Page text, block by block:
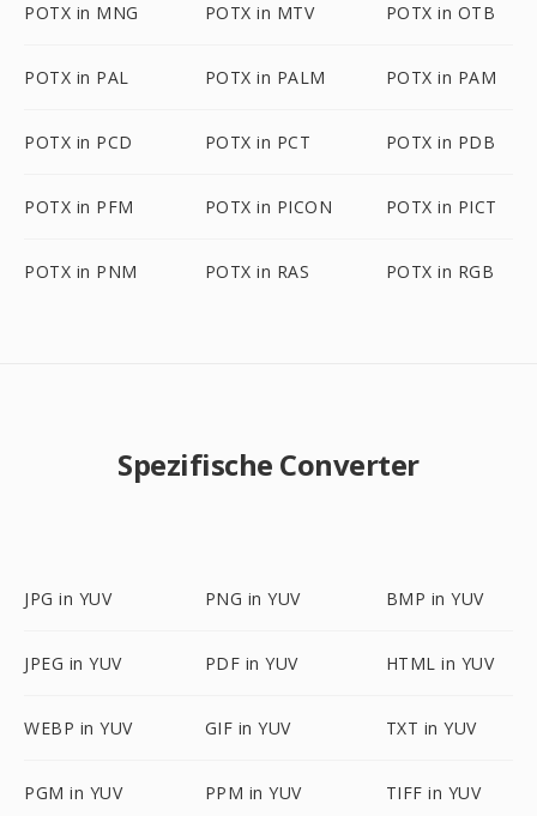
POTX in MNG POTX in MTV POTX in OTB
POTX in PAL POTX in PALM POTX in PAM
POTX in PCD POTX in PCT POTX in PDB
POTX in PFM POTX in PICON POTX in PICT
POTX in PNM POTX in RAS POTX in RGB
Spezifische Converter
JPG in YUV PNG in YUV BMP in YUV
JPEG in YUV PDF in YUV HTML in YUV
WEBP in YUV GIF in YUV TXT in YUV
PGM in YUV PPM in YUV TIFF in YUV